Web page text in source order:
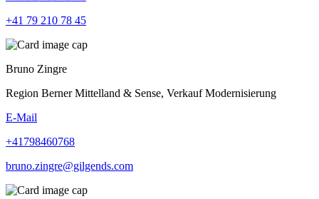
+41 79 210 78 45
Bruno Zingre
Region Berner Mittelland & Sense, Verkauf Modernisierung
E-Mail
+41798460768
bruno.zingre@gilgends.com